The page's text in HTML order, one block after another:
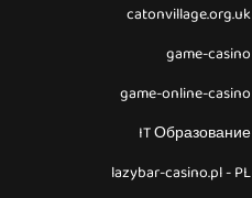
catonvillage.org.uk
game-casino
game-online-casino
IT Образование
lazybar-casino.pl - PL